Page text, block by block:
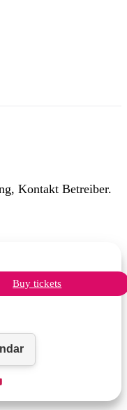
Kontakt Betreiber.
Buy tickets